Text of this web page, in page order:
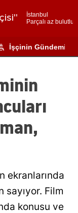
İstanbul
Parçalı az bulutlu
Adıyaman
Ağrı
Amasya
Ankara
Artvin
Aydın
İşçinin Gündemi
ekranlarında
Film
konusu ve